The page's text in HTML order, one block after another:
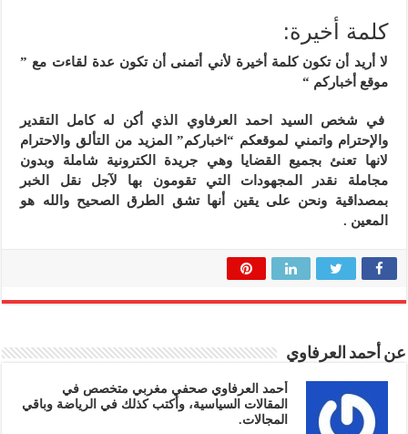
كلمة أخيرة:
لا أريد أن تكون كلمة أخيرة لأني أتمنى أن تكون عدة لقاءت مع ”
موقع أخباركم “
في شخص السيد احمد العرفاوي الذي أكن له كامل التقدير
والإحترام واتمني لموقعكم “اخباركم” المزيد من التألق والاحترام
لانها تعنئ بجميع القضايا وهي جريدة الكترونية شاملة وبدون
مجاملة نقدر المجهودات التي تقومون بها لآجل نقل الخبر
بمصداقية ونحن على يقين أنها تشق الطرق الصحيح والله هو
المعين .
عن أحمد العرفاوي
أحمد العرفاوي صحفي مغربي متخصص في
المقالات السياسية، وأكتب كذلك في الرياضة وباقي
المجالات.